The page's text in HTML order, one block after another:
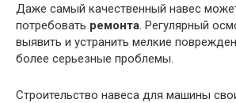
Даже самый качественный навес
потребовать ремонта. Регулярный
выявить и устранить мелкие
более серьезные проблемы.
Строительство навеса для машины